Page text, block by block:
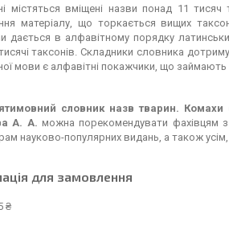
містяться вміщені назви понад 11 тисяч
матеріалу, що торкається вищих
дається в алфавітному порядку
таксонів. Складники словника
мови є алфавітні покажчики, що займають
словник назв тварин. Комахи
А. А. можна порекомендувати фахівцям з
науково-популярних видань, а також усім,
для замовлення
₴